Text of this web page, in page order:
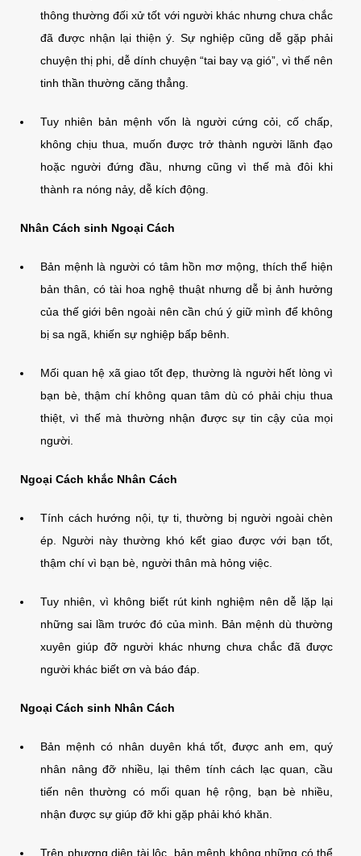
thông thường đối xử tốt với người khác nhưng chưa chắc
đã được nhận lại thiện ý. Sự nghiệp cũng dễ gặp phải
chuyện thị phi, dễ dính chuyện “tai bay vạ gió”, vì thế nên
tinh thần thường căng thẳng.
Tuy nhiên bản mệnh vốn là người cứng cỏi, cố chấp,
không chịu thua, muốn được trở thành người lãnh đạo
hoặc người đứng đầu, nhưng cũng vì thế mà đôi khi
thành ra nóng nảy, dễ kích động.
Nhân Cách sinh Ngoại Cách
Bản mệnh là người có tâm hồn mơ mộng, thích thể hiện
bản thân, có tài hoa nghệ thuật nhưng dễ bị ảnh hưởng
của thế giới bên ngoài nên cần chú ý giữ mình để không
bị sa ngã, khiến sự nghiệp bấp bênh.
Mối quan hệ xã giao tốt đẹp, thường là người hết lòng vì
bạn bè, thậm chí không quan tâm dù có phải chịu thua
thiệt, vì thế mà thường nhận được sự tin cậy của mọi
người.
Ngoại Cách khắc Nhân Cách
Tính cách hướng nội, tự ti, thường bị người ngoài chèn
ép. Người này thường khó kết giao được với bạn tốt,
thậm chí vì bạn bè, người thân mà hỏng việc.
Tuy nhiên, vì không biết rút kinh nghiệm nên dễ lặp lại
những sai lầm trước đó của mình. Bản mệnh dù thường
xuyên giúp đỡ người khác nhưng chưa chắc đã được
người khác biết ơn và báo đáp.
Ngoại Cách sinh Nhân Cách
Bản mệnh có nhân duyên khá tốt, được anh em, quý
nhân nâng đỡ nhiều, lại thêm tính cách lạc quan, cầu
tiến nên thường có mối quan hệ rộng, bạn bè nhiều,
nhận được sự giúp đỡ khi gặp phải khó khăn.
Trên phương diện tài lộc, bản mệnh không những có thể